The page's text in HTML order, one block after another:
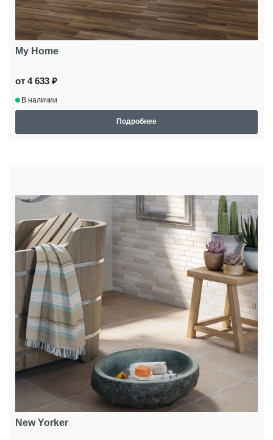
My Home
от 4 633 ₽
В наличии
Подробнее
New Yorker